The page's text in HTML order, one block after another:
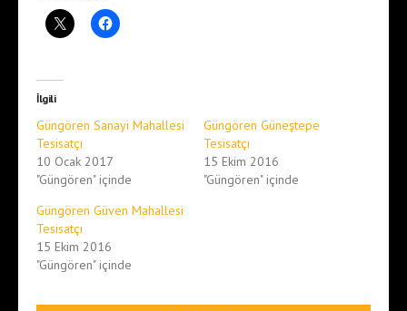
İlgili
Güngören Sanayi Mahallesi
Tesisatçı
10 Ocak 2017
"Güngören" içinde
Güngören Güneştepe
Tesisatçı
15 Ekim 2016
"Güngören" içinde
Güngören Güven Mahallesi
Tesisatçı
15 Ekim 2016
"Güngören" içinde